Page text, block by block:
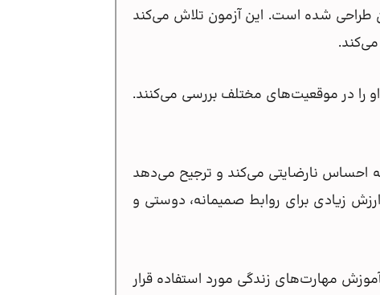
طراحی شده است. این آزمون تلاش می‌کند
می‌کند.
را در موقعیت‌های مختلف بررسی می‌کنند.
احساس نارضایتی می‌کند و ترجیح می‌دهد
زیادی برای روابط صمیمانه، دوستی و
مهارت‌های زندگی مورد استفاده قرار